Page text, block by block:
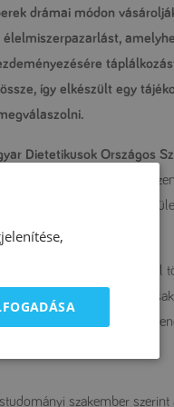
drámai módon
így elkészült egy
Dietetikusok Országos
is kapcsolatot ápol.
együttműködéséből
közérthető formában minél
otthon?
kapcsán? Szükséges-e
szakember szerint